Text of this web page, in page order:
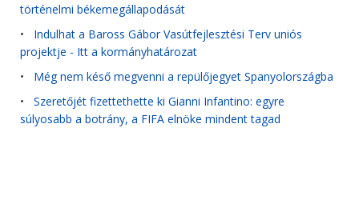
történelmi békemegállapodását
• Indulhat a Baross Gábor Vasútfejlesztési Terv uniós
projektje - Itt a kormányhatározat
• Még nem késő megvenni a repülőjegyet Spanyolországba
• Szeretőjét fizettethette ki Gianni Infantino: egyre
súlyosabb a botrány, a FIFA elnöke mindent tagad